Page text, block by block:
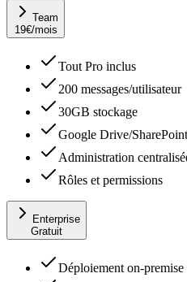
Team
19€/mois
Tout Pro inclus
200 messages/utilisateur
30GB stockage
Google Drive/SharePoint
Administration
Rôles et permissions
Enterprise
Gratuit
Déploiement on-premise